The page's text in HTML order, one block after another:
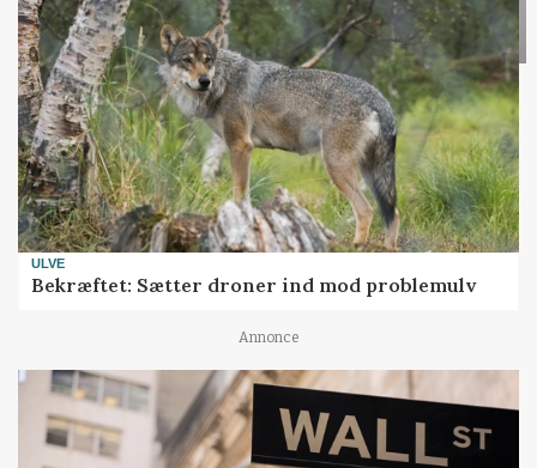
ULVE
Bekræftet: Sætter droner ind mod problemulv
Annonce